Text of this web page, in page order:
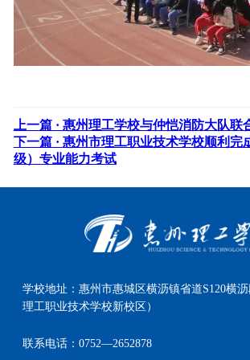
上一篇 · 惠州理工学校与仲恺消防大队联
下一篇 · 惠州市理工职业技术学校顺利完
级）专业能力考试
学校地址：惠州市惠城区横沥镇省道S120横
理工职业技术学校新校区）
联系电话：0752—2652878